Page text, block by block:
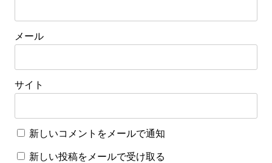
メール
サイト
新しいコメントをメールで通知
新しい投稿をメールで受け取る